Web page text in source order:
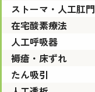
ストーマ・人工肛門
在宅酸素療法
人工呼吸器
褥瘡・床ずれ
たん吸引